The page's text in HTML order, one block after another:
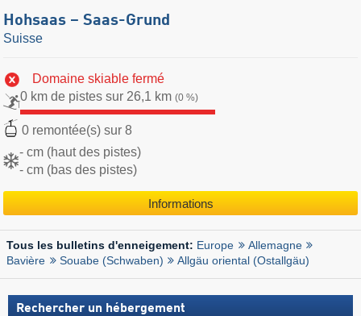
Hohsaas – Saas-Grund
Suisse
Domaine skiable fermé
0 km de pistes sur 26,1 km (0 %)
0 remontée(s) sur 8
- cm (haut des pistes)
- cm (bas des pistes)
Informations
Tous les bulletins d'enneigement: Europe
Allemagne
Bavière
Souabe (Schwaben) Allgäu oriental (Ostallgäu)
Rechercher un hébergement